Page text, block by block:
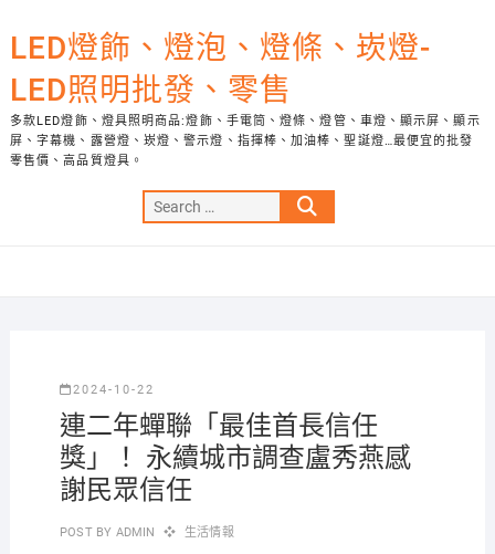
to
content
LED燈飾、燈泡、燈條、崁燈-
LED照明批發、零售
多款LED燈飾、燈具照明商品:燈飾、手電筒、燈條、燈管、車燈、顯示屏、顯示
屏、字幕機、露營燈、崁燈、警示燈、指揮棒、加油棒、聖誕燈…最便宜的批發
零售價、高品質燈具。
Search
…
2024-10-22
連二年蟬聯「最佳首長信任
獎」！ 永續城市調查盧秀燕感
謝民眾信任
POST BY ADMIN 生活情報